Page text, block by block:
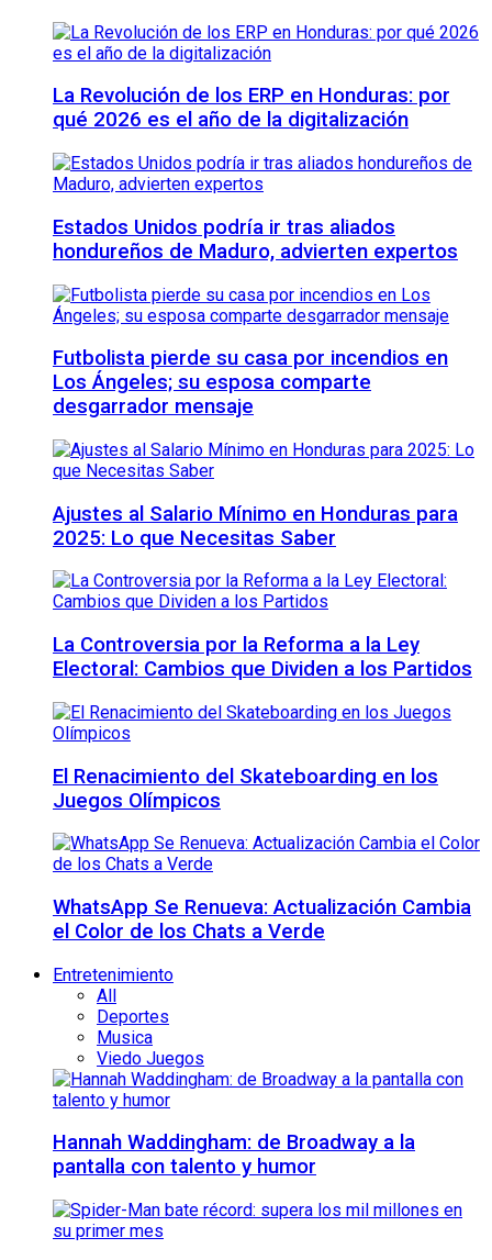
La Revolución de los ERP en Honduras: por
qué 2026 es el año de la digitalización
Estados Unidos podría ir tras aliados
hondureños de Maduro, advierten expertos
Futbolista pierde su casa por incendios en
Los Ángeles; su esposa comparte
desgarrador mensaje
Ajustes al Salario Mínimo en Honduras para
2025: Lo que Necesitas Saber
La Controversia por la Reforma a la Ley
Electoral: Cambios que Dividen a los Partidos
El Renacimiento del Skateboarding en los
Juegos Olímpicos
WhatsApp Se Renueva: Actualización Cambia
el Color de los Chats a Verde
Entretenimiento
All
Deportes
Musica
Viedo Juegos
Hannah Waddingham: de Broadway a la
pantalla con talento y humor